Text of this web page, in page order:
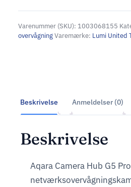
Varenummer (SKU): 1003068155
overvågningVaremærke: Lumi United
Beskrivelse Anmeldelser (0)
Beskrivelse
Aqara Camera Hub G5